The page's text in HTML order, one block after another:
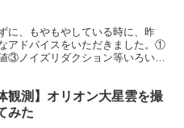
に、もやもやしている時に、昨
アドバイスをいただきました。①
③ノイズリダクション等いろいろ
観測】オリオン大星雲を撮
みた